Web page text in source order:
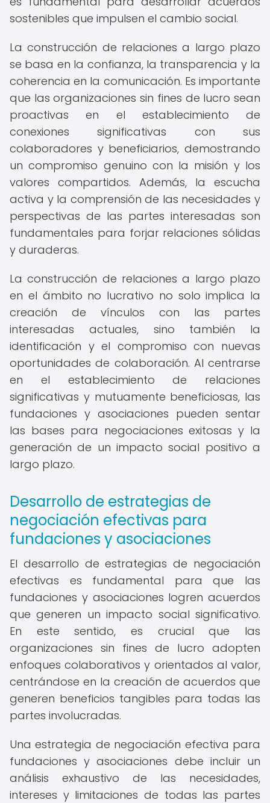
sostenibles que impulsen el cambio social.
La construcción de relaciones a largo plazo
se basa en la confianza, la transparencia y la
coherencia en la comunicación. Es importante
que las organizaciones sin fines de lucro sean
proactivas en el establecimiento de
conexiones significativas con sus
colaboradores y beneficiarios, demostrando
un compromiso genuino con la misión y los
valores compartidos. Además, la escucha
activa y la comprensión de las necesidades y
perspectivas de las partes interesadas son
fundamentales para forjar relaciones sólidas
y duraderas.
La construcción de relaciones a largo plazo
en el ámbito no lucrativo no solo implica la
creación de vínculos con las partes
interesadas actuales, sino también la
identificación y el compromiso con nuevas
oportunidades de colaboración. Al centrarse
en el establecimiento de relaciones
significativas y mutuamente beneficiosas, las
fundaciones y asociaciones pueden sentar
las bases para negociaciones exitosas y la
generación de un impacto social positivo a
largo plazo.
Desarrollo de estrategias de
negociación efectivas para
fundaciones y asociaciones
El desarrollo de estrategias de negociación
efectivas es fundamental para que las
fundaciones y asociaciones logren acuerdos
que generen un impacto social significativo.
En este sentido, es crucial que las
organizaciones sin fines de lucro adopten
enfoques colaborativos y orientados al valor,
centrándose en la creación de acuerdos que
generen beneficios tangibles para todas las
partes involucradas.
Una estrategia de negociación efectiva para
fundaciones y asociaciones debe incluir un
análisis exhaustivo de las necesidades,
intereses y limitaciones de todas las partes